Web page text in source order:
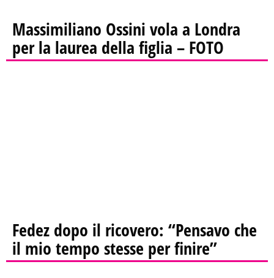
Massimiliano Ossini vola a Londra
per la laurea della figlia – FOTO
Fedez dopo il ricovero: “Pensavo che
il mio tempo stesse per finire”